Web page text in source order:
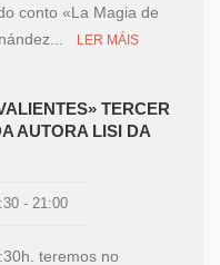
conto «La Magia de
LER MÁIS
TERCER
AUTORA LISI DA
- 21:00
teremos no